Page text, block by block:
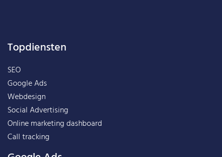
Topdiensten
SEO
Google Ads
Webdesign
Social Advertising
Online marketing dashboard
Call tracking